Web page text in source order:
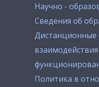
Научно -
Сведения об
Дистанционные
взаимодействия
Политика в